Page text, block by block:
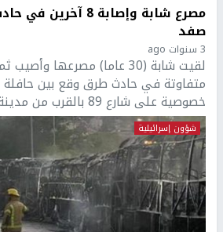
مصرع شابة وإصابة 8
صفد
3 سنوات ago
لقيت شابة (30 عاما) مصرعها
متفاوتة في حادث طرق وقع بين حافلة
خصوصية على شارع 89 بالقرب من مدينة ...
شؤون إسرائيلية